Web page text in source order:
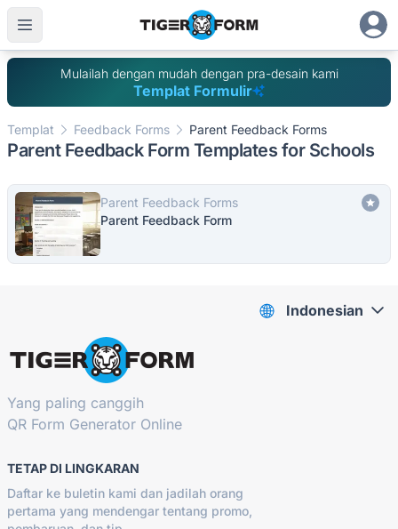
Mulailah dengan mudah dengan pra-desain kami
Templat Formulir
Templat Feedback Forms Parent Feedback Forms
Parent Feedback Form Templates for Schools
Parent Feedback Forms
Parent Feedback Form
Yang paling canggih
QR Form Generator Online
TETAP DI LINGKARAN
Daftar ke buletin kami dan jadilah orang
pertama yang mendengar tentang promo,
Indonesian